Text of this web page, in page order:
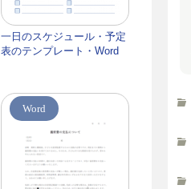
一日のスケジュール・予定
表のテンプレート・Word
Word